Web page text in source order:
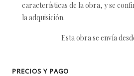
características de la obra, y se
la adquisición.
Esta obra se envía
PRECIOS Y PAGO